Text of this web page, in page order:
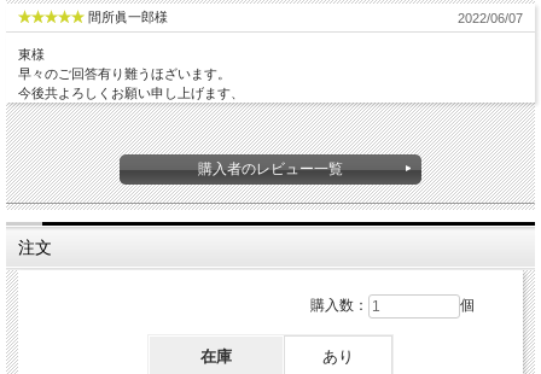
間所眞一郎様 2022/06/07
東様
早々のご回答有り難うほざいます。
今後共よろしくお願い申し上げます、
購入者のレビュー一覧
注文
購入数： 個
在庫 あり